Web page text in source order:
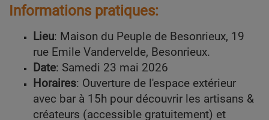
Informations pratiques:
Lieu: Maison du Peuple de Besonrieux, 19
rue Emile Vandervelde, Besonrieux.
Date: Samedi 23 mai 2026
Horaires: Ouverture de l'espace extérieur
avec bar à 15h pour découvrir les artisans &
créateurs (accessible gratuitement) et